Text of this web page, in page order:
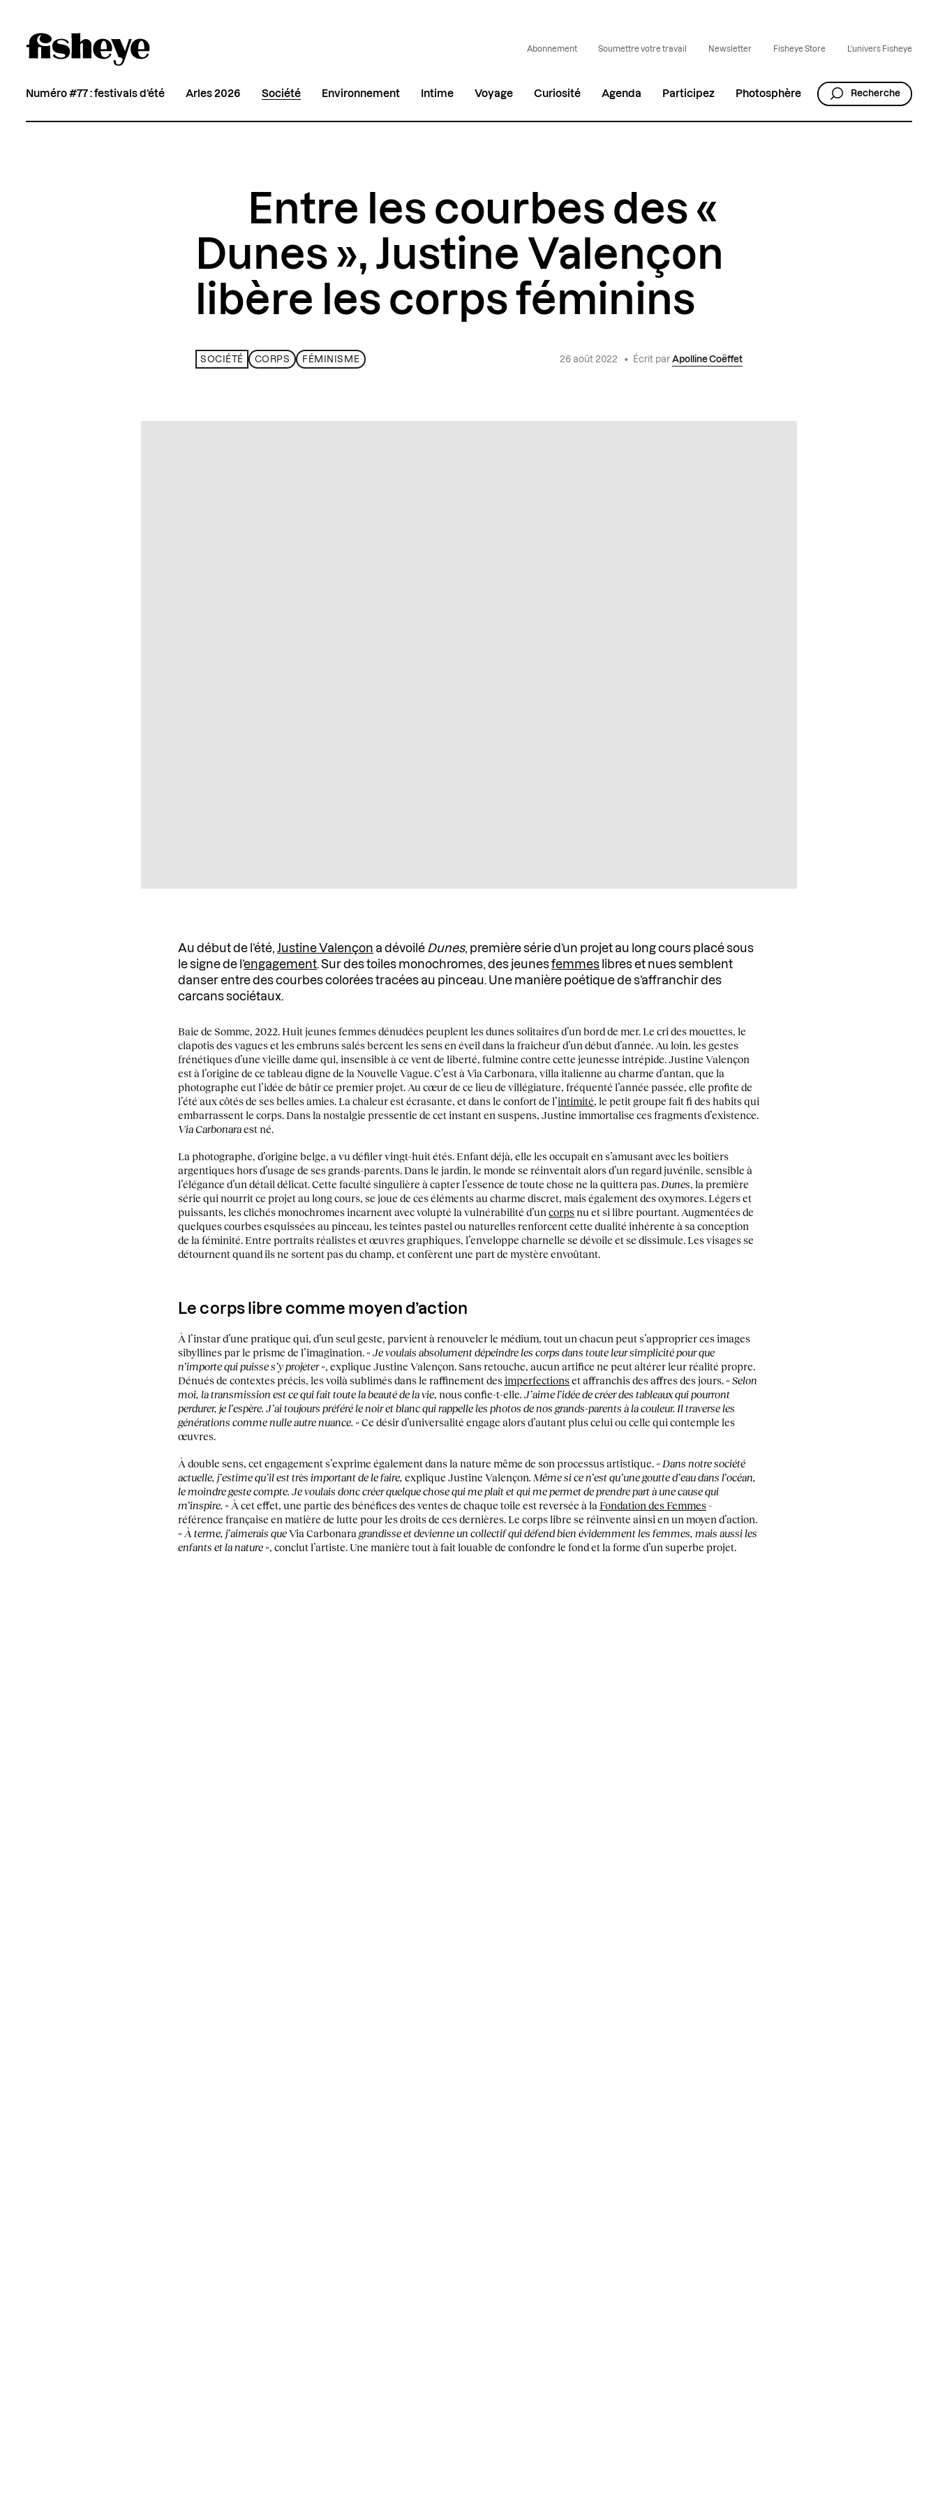
Abonnement Soumettre votre travail Newsletter Fisheye Store L'univers Fisheye
Numéro #77 : festivals d’été Arles 2026 Société Environnement Intime Voyage Curiosité Agenda Participez Photosphère Recherche
Entre les courbes des «
Dunes », Justine Valençon
libère les corps féminins
SOCIÉTÉ CORPS FÉMINISME 26 août 2022 • Écrit par Apolline Coëffet
Au début de l’été,Justine Valençon a dévoilé Dunes, première série d’un projet au long cours placé sous
le signe de l’engagement. Sur des toiles monochromes, des jeunesfemmes libres et nues semblent
danser entre des courbes colorées tracées au pinceau. Une manière poétique de s’affranchir des
carcans sociétaux.
Baie de Somme, 2022. Huit jeunes femmes dénudées peuplent les dunes solitaires d’un bord de mer. Le cri des mouettes, le
clapotis des vagues et les embruns salés bercent les sens en éveil dans la fraîcheur d’un début d’année. Au loin, les gestes
frénétiques d’une vieille dame qui, insensible à ce vent de liberté, fulmine contre cette jeunesse intrépide. Justine Valençon
est à l’origine de ce tableau digne de la Nouvelle Vague. C’est à Via Carbonara, villa italienne au charme d’antan, que la
photographe eut l’idée de bâtir ce premier projet. Au cœur de ce lieu de villégiature, fréquenté l’année passée, elle profite de
l’été aux côtés de ses belles amies. La chaleur est écrasante, et dans le confort de l’intimité, le petit groupe fait fi des habits qui
embarrassent le corps. Dans la nostalgie pressentie de cet instant en suspens, Justine immortalise ces fragments d’existence.
Via Carbonaraest né.
La photographe, d’origine belge, a vu défiler vingt-huit étés. Enfant déjà, elle les occupait en s’amusant avec les boîtiers
argentiques hors d’usage de ses grands-parents. Dans le jardin, le monde se réinventait alors d’un regard juvénile, sensible à
l’élégance d’un détail délicat. Cette faculté singulière à capter l’essence de toute chose ne la quittera pas. Dunes, la première
série qui nourrit ce projet au long cours, se joue de ces éléments au charme discret, mais également des oxymores. Légers et
puissants, les clichés monochromes incarnent avec volupté la vulnérabilité d’uncorpsnu et si libre pourtant. Augmentées de
quelques courbes esquissées au pinceau, les teintes pastel ou naturelles renforcent cette dualité inhérente à sa conception
de la féminité. Entre portraits réalistes et œuvres graphiques, l’enveloppe charnelle se dévoile et se dissimule. Les visages se
détournent quand ils ne sortent pas du champ, et confèrent une part de mystère envoûtant.
Le corps libre comme moyen d’action
À l’instar d’une pratique qui, d’un seul geste, parvient à renouveler le médium, tout un chacun peut s’approprier ces images
sibyllines par le prisme de l’imagination.« Je voulais absolument dépeindre les corps dans toute leur simplicité pour que
n’importe qui puisse s’y projeter », explique Justine Valençon. Sans retouche, aucun artifice ne peut altérer leur réalité propre.
Dénués de contextes précis, les voilà sublimés dans le raffinement desimperfectionset affranchis des affres des jours.« Selon
moi, la transmission est ce qui fait toute la beauté de la vie, nous confie-t-elle. J’aime l’idée de créer des tableaux qui pourront
perdurer, je l’espère. J’ai toujours préféré le noir et blanc qui rappelle les photos de nos grands-parents à la couleur. Il traverse les
générations comme nulle autre nuance. »Ce désir d’universalité engage alors d’autant plus celui ou celle qui contemple les
œuvres.
À double sens, cet engagement s’exprime également dans la nature même de son processus artistique.« Dans notre société
actuelle, j’estime qu’il est très important de le faire,explique Justine Valençon . Même si ce n’est qu’une goutte d’eau dans l’océan,
le moindre geste compte. Je voulais donc créer quelque chose qui me plaît et qui me permet de prendre part à une cause qui
m’inspire. » À cet effet, une partie des bénéfices des ventes de chaque toile est reversée à laFondation des Femmes–
référence française en matière de lutte pour les droits de ces dernières. Le corps libre se réinvente ainsi en un moyen d’action.
« À terme, j’aimerais queVia Carbonaragrandisse et devienne un collectif qui défend bien évidemment les femmes, mais aussi les
enfants et la nature » , conclut l’artiste. Une manière tout à fait louable de confondre le fond et la forme d’un superbe projet.